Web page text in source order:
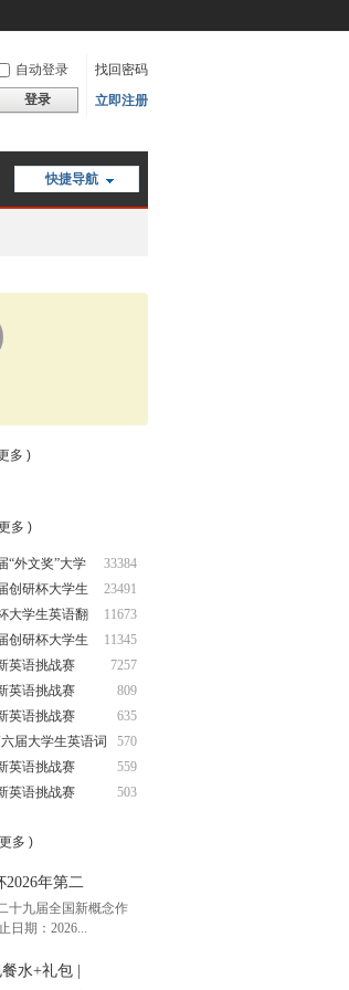
自动登录
找回密码
登录 立即注册
快捷导航
多 )
多 )
33384
“外文奖”大学
23491
创研杯大学生
11673
大学生英语翻
11345
创研杯大学生
7257
英语挑战赛
809
英语挑战赛
635
英语挑战赛
570
六届大学生英语词
559
英语挑战赛
503
英语挑战赛
多 )
2026年第二
十九届全国新概念作
日期：2026...
水+礼包 |